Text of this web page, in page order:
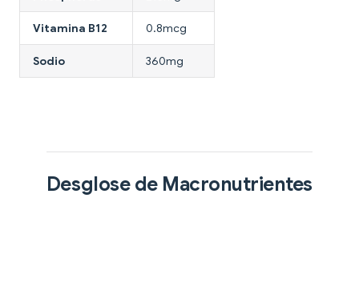
Vitamina B12 0.8mcg
Sodio 360mg
Desglose de Macronutrientes